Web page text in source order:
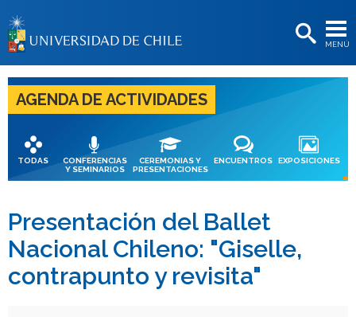
MENÚ
BIBLIOTECAS
LA UNIVERSIDAD
Postulantes
Estudiantes
Académicas/os
Funcionarias/os
Egresadas/os
AGENDA DE ACTIVIDADES
TODAS
CONFERENCIAS
Y SEMINARIOS
CEREMONIAS Y
PRESENTACIONES
ENCUENTROS EXPOSICIONES
Presentación del Ballet
Nacional Chileno: "Giselle,
contrapunto y revisita"